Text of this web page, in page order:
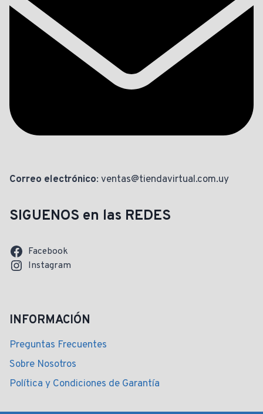
Correo electrónico: ventas@tiendavirtual.com.uy
SIGUENOS en las REDES
Facebook
Instagram
INFORMACIÓN
Preguntas Frecuentes
Sobre Nosotros
Política y Condiciones de Garantía